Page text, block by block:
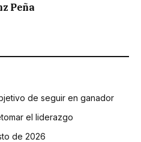
Peña
de seguir en ganador
el liderazgo
de 2026